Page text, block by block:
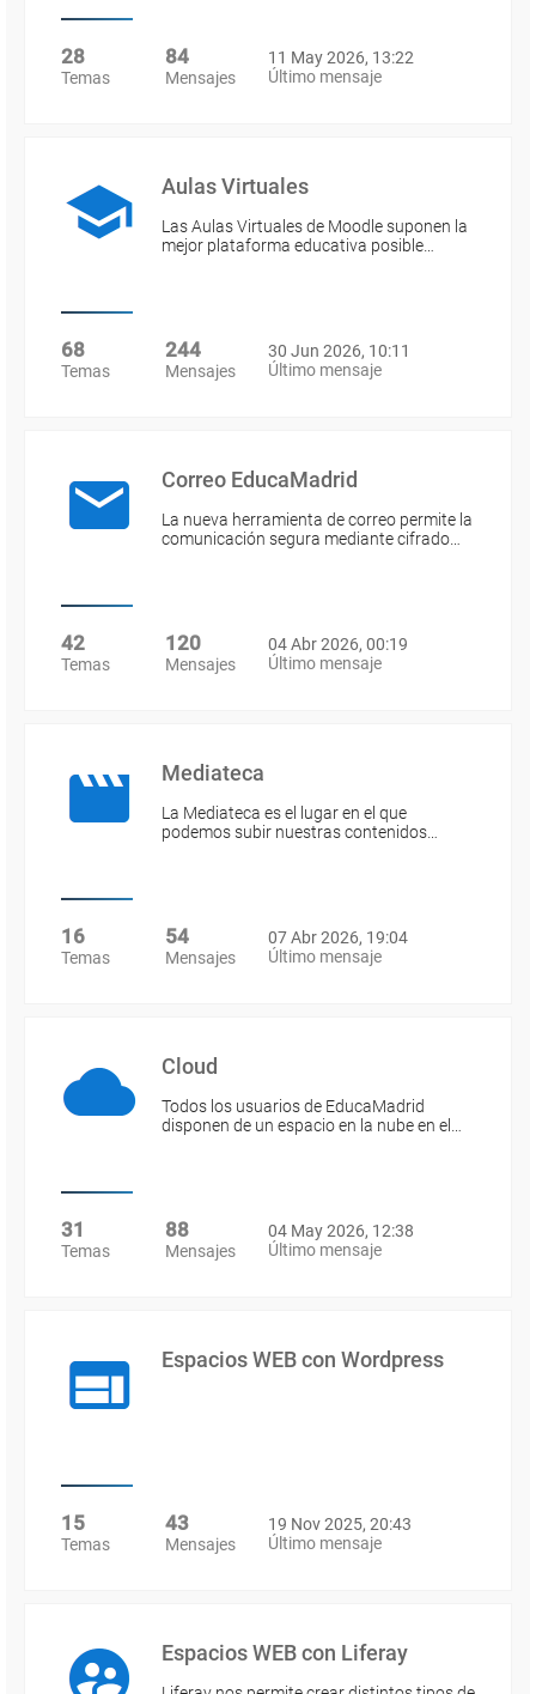
28
Temas
84
Mensajes
11 May 2026, 13:22
Último mensaje
Aulas Virtuales
Las Aulas Virtuales de Moodle suponen la
mejor plataforma educativa posible…
68
Temas
244
Mensajes
30 Jun 2026, 10:11
Último mensaje
Correo EducaMadrid
La nueva herramienta de correo permite la
comunicación segura mediante cifrado…
42
Temas
120
Mensajes
04 Abr 2026, 00:19
Último mensaje
Mediateca
La Mediateca es el lugar en el que
podemos subir nuestras contenidos…
16
Temas
54
Mensajes
07 Abr 2026, 19:04
Último mensaje
Cloud
Todos los usuarios de EducaMadrid
disponen de un espacio en la nube en el…
31
Temas
88
Mensajes
04 May 2026, 12:38
Último mensaje
Espacios WEB con Wordpress
15
Temas
43
Mensajes
19 Nov 2025, 20:43
Último mensaje
Espacios WEB con Liferay